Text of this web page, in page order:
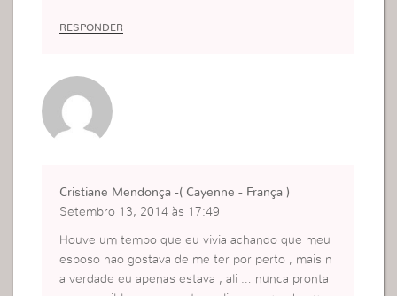
RESPONDER
Cristiane Mendonça -( Cayenne - França )
Setembro 13, 2014 às 17:49
Houve um tempo que eu vivia achando que meu
esposo nao gostava de me ter por perto , mais n
a verdade eu apenas estava , ali … nunca pronta